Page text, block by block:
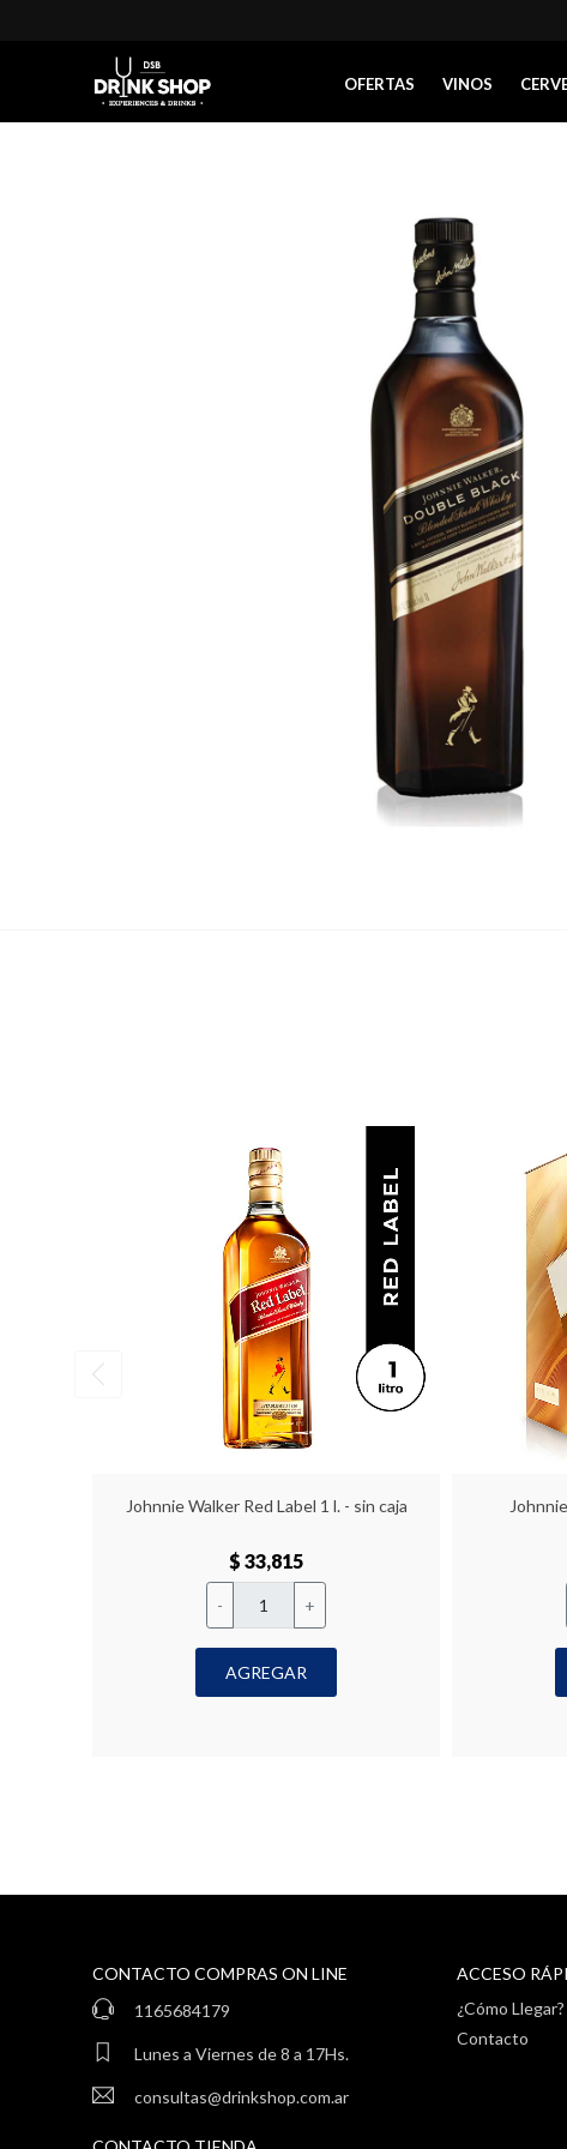
OFERTAS VINOS
Johnnie Walker Red Label 1 l. - sin caja
$ 33,815
- +
AGREGAR
CONTACTO COMPRAS ON LINE
1165684179
Lunes a Viernes de 8 a 17Hs.
consultas@drinkshop.com.ar
ACCESO
¿Cómo Llegar?
Contacto